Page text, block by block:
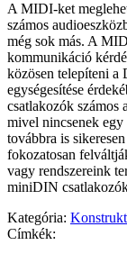
A MIDI-ket
számos
még sok más. A
kommunikáció
közösen telepíteni a
egységesítése
csatlakozók számos
mivel nincsenek egy
továbbra is
fokozatosan
vagy rendszereink
miniDIN
Kategória:
Címkék: